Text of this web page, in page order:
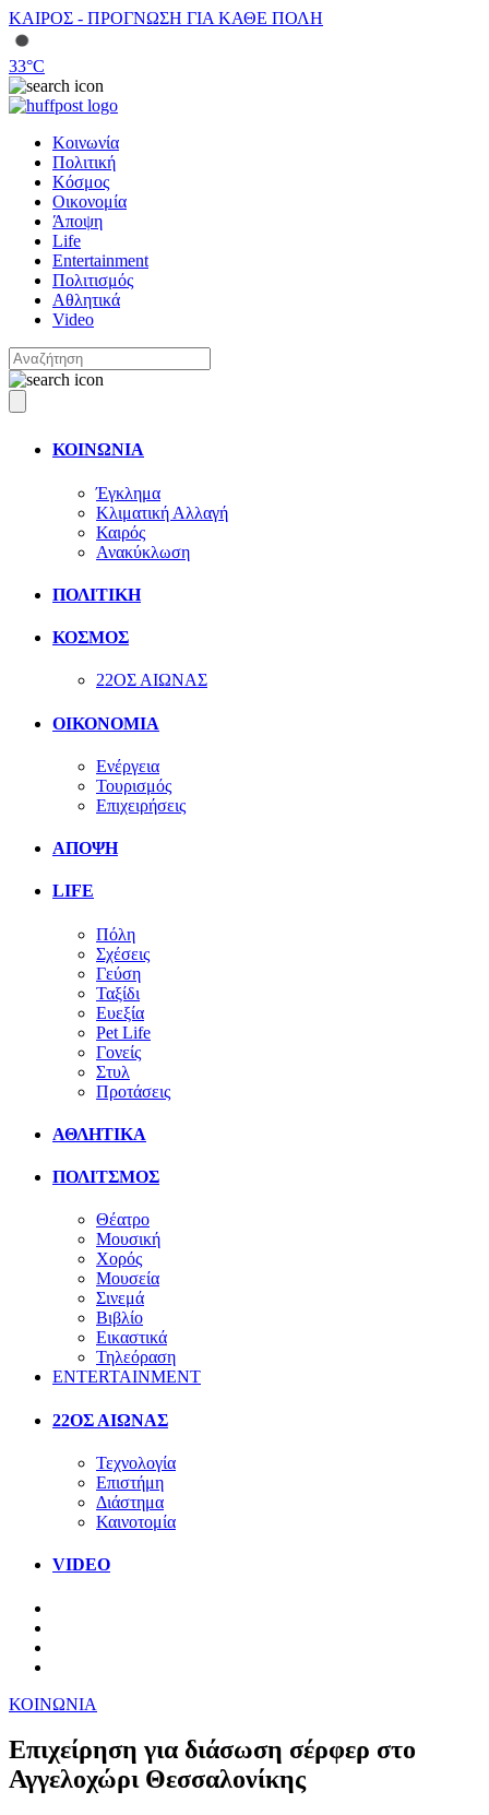
ΚΑΙΡΟΣ - ΠΡΟΓΝΩΣΗ ΓΙΑ ΚΑΘΕ ΠΟΛΗ
33°C
Κοινωνία
Πολιτική
Κόσμος
Οικονομία
Άποψη
Life
Entertainment
Πολιτισμός
Αθλητικά
Video
ΚΟΙΝΩΝΙΑ
Έγκλημα
Κλιματική Αλλαγή
Καιρός
Ανακύκλωση
ΠΟΛΙΤΙΚΗ
ΚΟΣΜΟΣ
22ΟΣ ΑΙΩΝΑΣ
ΟΙΚΟΝΟΜΙΑ
Ενέργεια
Τουρισμός
Επιχειρήσεις
ΑΠΟΨΗ
LIFE
Πόλη
Σχέσεις
Γεύση
Ταξίδι
Ευεξία
Pet Life
Γονείς
Στυλ
Προτάσεις
ΑΘΛΗΤΙΚΑ
ΠΟΛΙΤΣΜΟΣ
Θέατρο
Μουσική
Χορός
Μουσεία
Σινεμά
Βιβλίο
Εικαστικά
Τηλεόραση
ENTERTAINMENT
22ΟΣ ΑΙΩΝΑΣ
Τεχνολογία
Επιστήμη
Διάστημα
Καινοτομία
VIDEO
ΚΟΙΝΩΝΙΑ
Επιχείρηση για διάσωση σέρφερ στο
Αγγελοχώρι Θεσσαλονίκης